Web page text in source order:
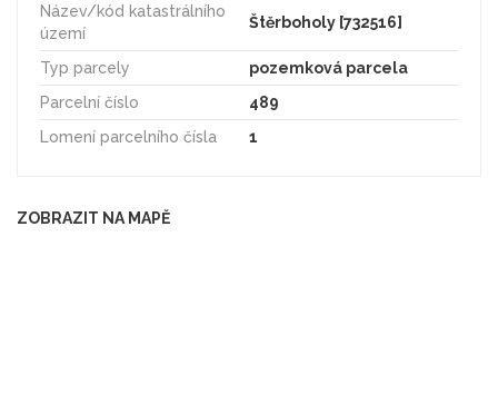
Název/kód katastrálního
území
Štěrboholy [732516]
Typ parcely
pozemková parcela
Parcelní číslo
489
Lomení parcelního čísla
1
ZOBRAZIT NA MAPĚ